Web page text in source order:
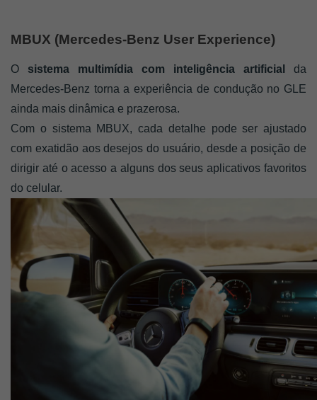
MBUX (Mercedes-Benz User Experience)
O sistema multimídia com inteligência artificial da
Mercedes-Benz torna a experiência de condução no GLE
ainda mais dinâmica e prazerosa.
Com o sistema MBUX, cada detalhe pode ser ajustado
com exatidão aos desejos do usuário, desde a posição de
dirigir até o acesso a alguns dos seus aplicativos favoritos
do celular.